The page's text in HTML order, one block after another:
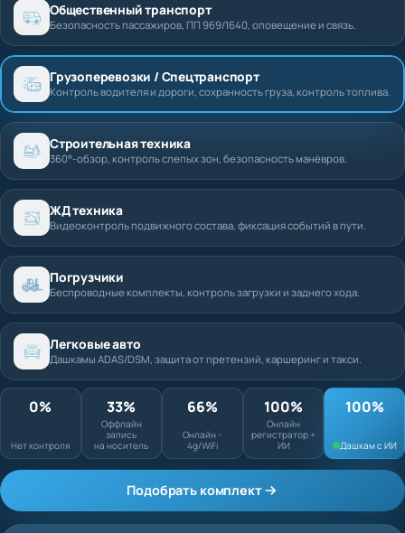
Общественный транспорт
Безопасность пассажиров, ПП 969/1640, оповещение и связь.
Грузоперевозки / Спецтранспорт
Контроль водителя и дороги, сохранность груза, контроль топлива.
Строительная техника
360°-обзор, контроль слепых зон, безопасность манёвров.
ЖД техника
Видеоконтроль подвижного состава, фиксация событий в пути.
Погрузчики
Беспроводные комплекты, контроль загрузки и заднего хода.
Легковые авто
Дашкамы ADAS/DSM, защита от претензий, каршеринг и такси.
0%
Оффлайн запись
на носитель
66%
Онлайн - 4g/WiFi
100%